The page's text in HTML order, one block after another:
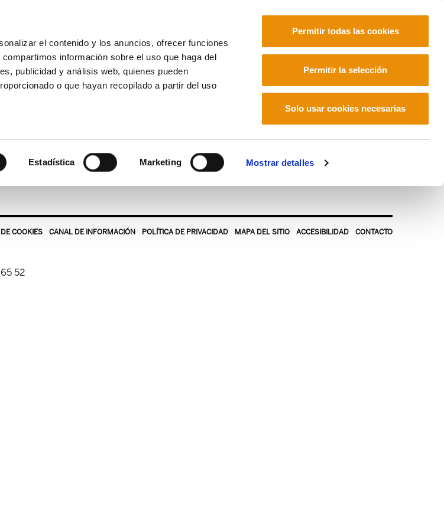
el contenido y los anuncios, ofrecer funciones
información sobre el uso que haga del
publicidad y análisis web, quienes pueden
o que hayan recopilado a partir del uso
Estadística Marketing Mostrar detalles
Permitir todas las cookies
Permitir la selección
Solo usar cookies necesarias
COOKIES CANAL DE INFORMACIÓN POLÍTICA DE PRIVACIDAD MAPA DEL SITIO ACCESIBILIDAD CONTACTO
52